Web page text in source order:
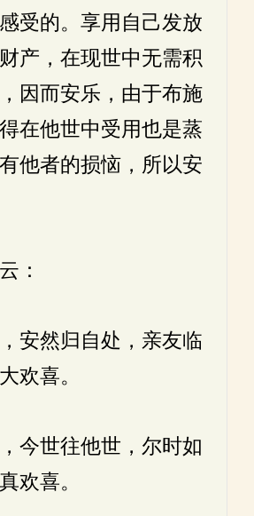
受的。享用自己发放
产，在现世中无需积
因而安乐，由于布施
在他世中受用也是蒸
他者的损恼，所以安
：
安然归自处，亲友临
欢喜。
今世往他世，尔时如
欢喜。